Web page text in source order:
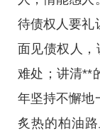
待债权人要礼
面见债权人
难处；讲清**
年坚持不懈地
炙热的柏油